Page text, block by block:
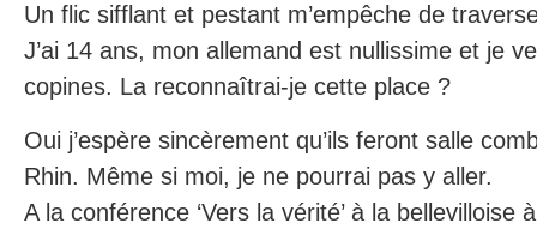
Un flic sifflant et pestant m’empêche de
J’ai 14 ans, mon allemand est nullissime et je
copines. La reconnaîtrai-je cette place ?
Oui j’espère sincèrement qu’ils feront salle
Rhin. Même si moi, je ne pourrai pas y aller.
A la conférence ‘Vers la vérité’ à la bellevilloise